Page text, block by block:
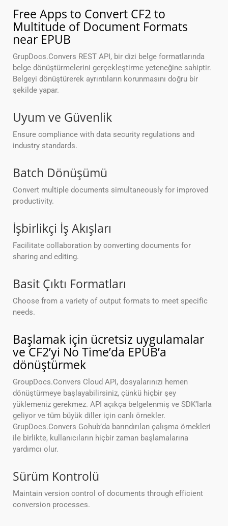
Free Apps to Convert CF2 to
Multitude of Document Formats
near EPUB
GrupDocs.Convers REST API, bir dizi belge formatlarında
belge dönüştürmelerini gerçekleştirme yeteneğine sahiptir.
Belgeyi dönüştürerek ayrıntıların korunmasını doğru bir
şekilde yapar.
Uyum ve Güvenlik
Ensure compliance with data security regulations and
industry standards.
Batch Dönüşümü
Convert multiple documents simultaneously for improved
productivity.
İşbirlikçi İş Akışları
Facilitate collaboration by converting documents for
sharing and editing.
Basit Çıktı Formatları
Choose from a variety of output formats to meet specific
needs.
Başlamak için ücretsiz uygulamalar
ve CF2’yi No Time’da EPUB’a
dönüştürmek
GroupDocs.Convers Cloud API, dosyalarınızı hemen
dönüştürmeye başlayabilirsiniz, çünkü hiçbir şey
yüklemeniz gerekmez. API açıkça belgelenmiş ve SDK’larla
geliyor ve tüm büyük diller için canlı örnekler.
GrupDocs.Convers Gohub’da barındırılan çalışma örnekleri
ile birlikte, kullanıcıların hiçbir zaman başlamalarına
yardımcı olur.
Sürüm Kontrolü
Maintain version control of documents through efficient
conversion processes.